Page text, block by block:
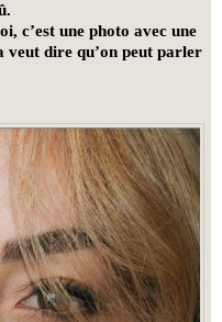
c’est une photo avec une
veut dire qu’on peut parler